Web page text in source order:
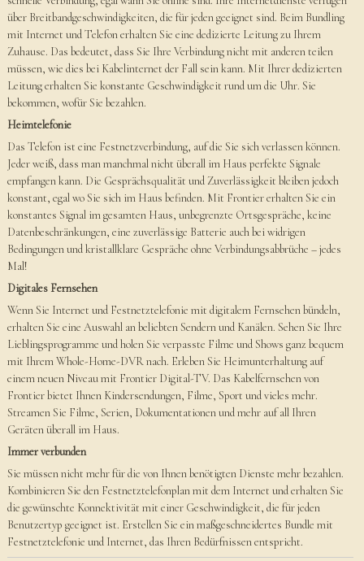
über Breitbandgeschwindigkeiten, die für jeden geeignet sind. Beim Bundling
mit Internet und Telefon erhalten Sie eine dedizierte Leitung zu Ihrem
Zuhause. Das bedeutet, dass Sie Ihre Verbindung nicht mit anderen teilen
müssen, wie dies bei Kabelinternet der Fall sein kann. Mit Ihrer dedizierten
Leitung erhalten Sie konstante Geschwindigkeit rund um die Uhr. Sie
bekommen, wofür Sie bezahlen.
Heimtelefonie
Das Telefon ist eine Festnetzverbindung, auf die Sie sich verlassen können.
Jeder weiß, dass man manchmal nicht überall im Haus perfekte Signale
empfangen kann. Die Gesprächsqualität und Zuverlässigkeit bleiben jedoch
konstant, egal wo Sie sich im Haus befinden. Mit Frontier erhalten Sie ein
konstantes Signal im gesamten Haus, unbegrenzte Ortsgespräche, keine
Datenbeschränkungen, eine zuverlässige Batterie auch bei widrigen
Bedingungen und kristallklare Gespräche ohne Verbindungsabbrüche – jedes
Mal!
Digitales Fernsehen
Wenn Sie Internet und Festnetztelefonie mit digitalem Fernsehen bündeln,
erhalten Sie eine Auswahl an beliebten Sendern und Kanälen. Sehen Sie Ihre
Lieblingsprogramme und holen Sie verpasste Filme und Shows ganz bequem
mit Ihrem Whole-Home-DVR nach. Erleben Sie Heimunterhaltung auf
einem neuen Niveau mit Frontier Digital-TV. Das Kabelfernsehen von
Frontier bietet Ihnen Kindersendungen, Filme, Sport und vieles mehr.
Streamen Sie Filme, Serien, Dokumentationen und mehr auf all Ihren
Geräten überall im Haus.
Immer verbunden
Sie müssen nicht mehr für die von Ihnen benötigten Dienste mehr bezahlen.
Kombinieren Sie den Festnetztelefonplan mit dem Internet und erhalten Sie
die gewünschte Konnektivität mit einer Geschwindigkeit, die für jeden
Benutzertyp geeignet ist. Erstellen Sie ein maßgeschneidertes Bundle mit
Festnetztelefonie und Internet, das Ihren Bedürfnissen entspricht.